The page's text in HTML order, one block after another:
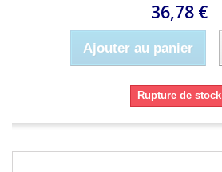
36,78 €
Ajouter au panier
Rupture de stock